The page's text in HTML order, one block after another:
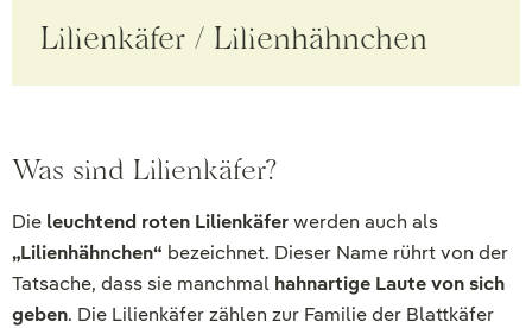
Lilienkäfer / Lilienhähnchen
Was sind Lilienkäfer?
Die leuchtend roten Lilienkäferwerden auch als
„Lilienhähnchen“ bezeichnet. Dieser Name rührt von der
Tatsache, dass sie manchmal hahnartige Laute von sich
geben. Die Lilienkäfer zählen zur Familie der Blattkäfer